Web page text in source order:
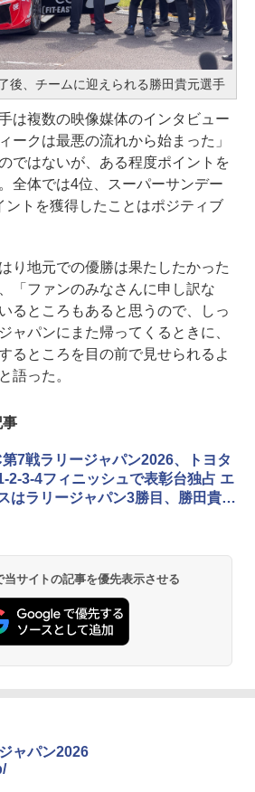
後、チームに迎えられる勝田貴元選手
は複数の映像媒体のインタビュー
ークは最悪の流れから始まった」
ではないが、ある程度ポイントを
全体では4位、スーパーサンデー
ントを獲得したことはポジティブ
り地元での優勝は果たしたかった
「ファンのみなさんに申し訳な
るところもあると思うので、しっ
ャパンにまた帰ってくるときに、
るところを目の前で見せられるよ
語った。
事
7戦ラリージャパン2026、トヨタ
2-3-4フィニッシュで表彰台独占 エ
はラリージャパン3勝目、勝田貴元
サイトの記事を優先表示させる
ャパン2026